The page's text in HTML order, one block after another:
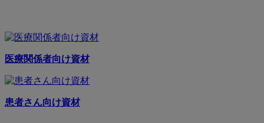
医療関係者向け資材
患者さん向け資材